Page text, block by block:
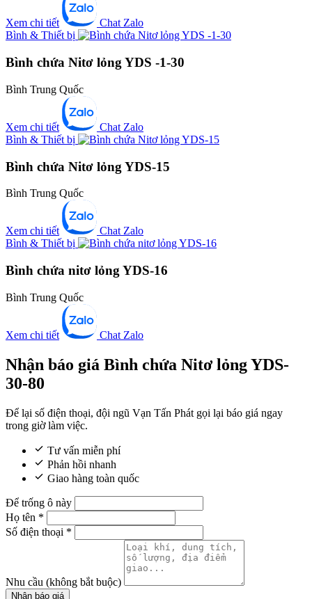
Xem chi tiết
Chat Zalo
Bình & Thiết bị
Bình chứa Nitơ lỏng YDS -1-30
Bình Trung Quốc
Xem chi tiết
Chat Zalo
Bình & Thiết bị
Bình chứa Nitơ lỏng YDS-15
Bình Trung Quốc
Xem chi tiết
Chat Zalo
Bình & Thiết bị
Bình chứa nitơ lỏng YDS-16
Bình Trung Quốc
Xem chi tiết Chat Zalo
Nhận báo giá Bình chứa Nitơ lỏng YDS-
30-80
Để lại số điện thoại, đội ngũ Vạn Tấn Phát gọi lại báo giá ngay
trong giờ làm việc.
Tư vấn miễn phí
Phản hồi nhanh
Giao hàng toàn quốc
Để trống ô này
Họ tên *
Số điện thoại *
Nhu cầu (không bắt buộc)
Nhận báo giá